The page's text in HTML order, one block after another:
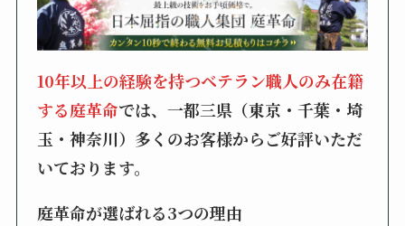
10年以上の経験を持つベテラン職人のみ在籍
する庭革命では、一都三県（東京・千葉・埼
玉・神奈川）多くのお客様からご好評いただ
いております。
庭革命が選ばれる3つの理由